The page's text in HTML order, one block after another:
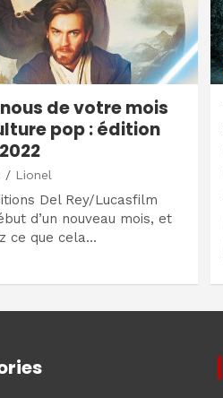
de votre mois
pop : édition
Lionel
Del Rey/Lucasfilm
d’un nouveau mois, et
ce que cela…